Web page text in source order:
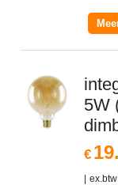
5W
€
ex.btw